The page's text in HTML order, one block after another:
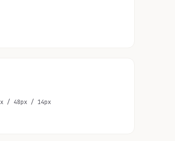
/ 48px / 14px